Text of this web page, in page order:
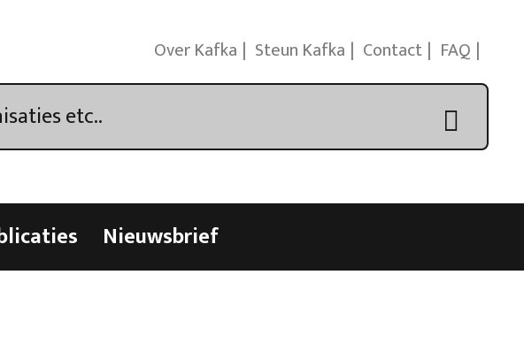
Over Kafka Steun Kafka Contact FAQ
Nieuwsbrief